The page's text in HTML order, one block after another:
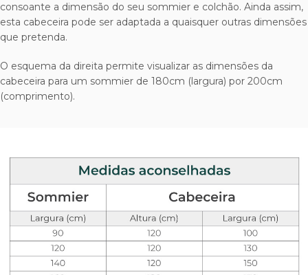
consoante a dimensão do seu sommier e colchão. Ainda assim,
esta cabeceira pode ser adaptada a quaisquer outras dimensões
que pretenda.
O esquema da direita permite visualizar as dimensões da
cabeceira para um sommier de 180cm (largura) por 200cm
(comprimento).